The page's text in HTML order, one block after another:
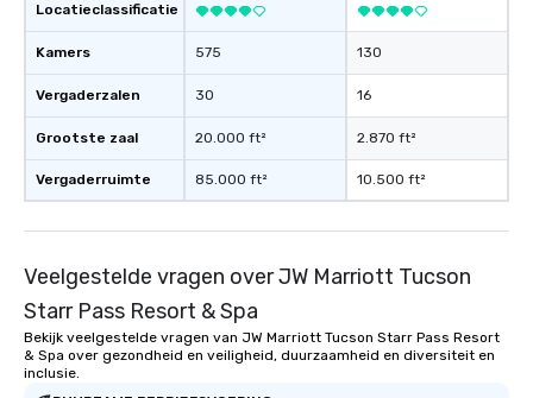
Locatieclassificatie
Kamers
Vergaderzalen
Grootste zaal
Vergaderruimte
575
30
20.000 ft²
85.000 ft²
130
16
2.870 ft²
10.500 ft²
Veelgestelde vragen over JW Marriott Tucson
Starr Pass Resort & Spa
Bekijk veelgestelde vragen van JW Marriott Tucson Starr Pass Resort
& Spa over gezondheid en veiligheid, duurzaamheid en diversiteit en
inclusie.